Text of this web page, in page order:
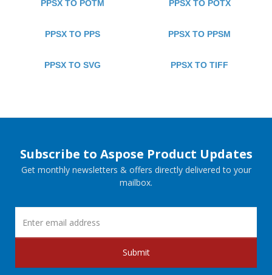
PPSX TO POTM PPSX TO POTX
PPSX TO PPS PPSX TO PPSM
PPSX TO SVG PPSX TO TIFF
Subscribe to Aspose Product Updates
Get monthly newsletters & offers directly delivered to your
mailbox.
Submit